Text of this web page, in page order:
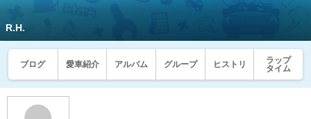
R.H.
ブログ 愛車紹介 アルバム グループ ヒストリ
ラップ
タイム